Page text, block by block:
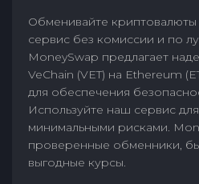
Обменивайте
сервис без комиссии и по
MoneySwap предлагает
VeChain (VET) на Ethereum
для обеспечения
Используйте наш сервис
минимальными рисками.
проверенные обменники,
выгодные курсы.